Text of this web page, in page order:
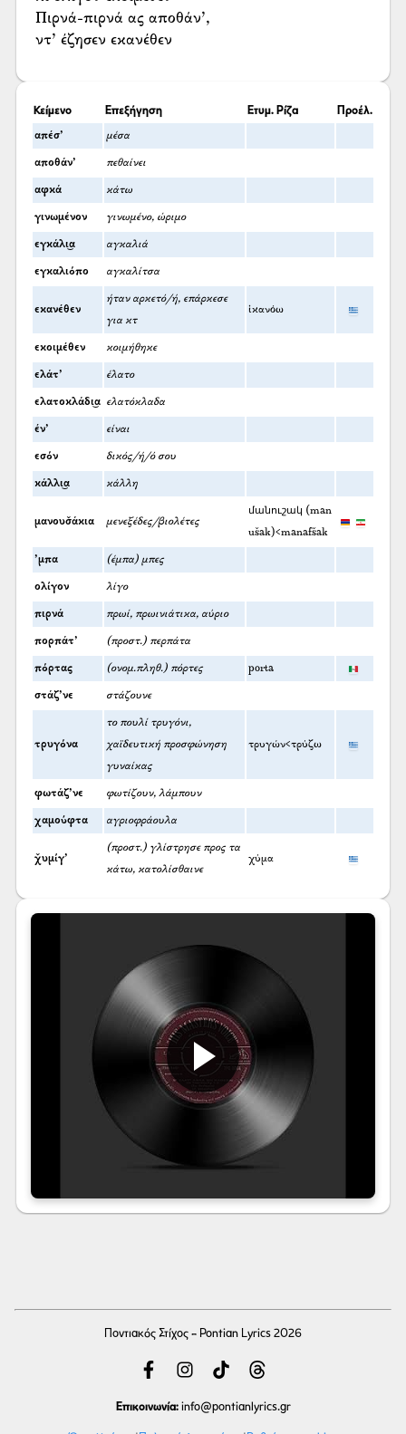
Πιρνά-πιρνά ας αποθάν’,
ντ’ έζησεν εκανέθεν
Κείμενο Επεξήγηση Ετυμ. Ρίζα Προέλ.
απέσ’ μέσα
αποθάν’ πεθαίνει
αφκά κάτω
γινωμένον γινωμένο, ώριμο
εγκάλι͜α αγκαλιά
εγκαλιόπο αγκαλίτσα
εκανέθεν
ήταν αρκετό/ή, επάρκεσε
για κτ
ἱκανόω
εκοιμέθεν κοιμήθηκε
ελάτ’ έλατο
ελατοκλάδι͜α ελατόκλαδα
έν’ είναι
εσόν δικός/ή/ό σου
κάλλι͜α κάλλη
μανουσ̌άκια μενεξέδες/βιολέτες
մանուշակ (man
ušak)<manafšak
’μπα (έμπα) μπες
ολίγον λίγο
πιρνά πρωί, πρωινιάτικα, αύριο
πορπάτ’ (προστ.) περπάτα
πόρτας (ονομ.πληθ.) πόρτες porta
στάζ’νε στάζουνε
τρυγόνα
το πουλί τρυγόνι,
χαϊδευτική προσφώνηση
γυναίκας
τρυγών<τρύζω
φωτάζ’νε φωτίζουν, λάμπουν
χαμούφτα αγριοφράουλα
χ̌υμίγ’
(προστ.) γλίστρησε προς τα
κάτω, κατολίσθαινε
χύμα
Ποντιακός Στίχος - Pontian Lyrics 2026
Επικοινωνία: info@pontianlyrics.gr